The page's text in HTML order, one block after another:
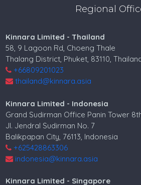
Regional
Kinnara Limited - Thailand
58, 9 Lagoon Rd, Choeng Thale
Thalang District, Phuket, 83110,
+66809201023
thailand@kinnara.asia
Kinnara Limited - Indonesia
Grand Sudirman Office Panin Tower
Jl. Jendral Sudirman No. 7
Balikpapan City, 76113, Indonesia
+625428863306
indonesia@kinnara.asia
Kinnara Limited - Singapore